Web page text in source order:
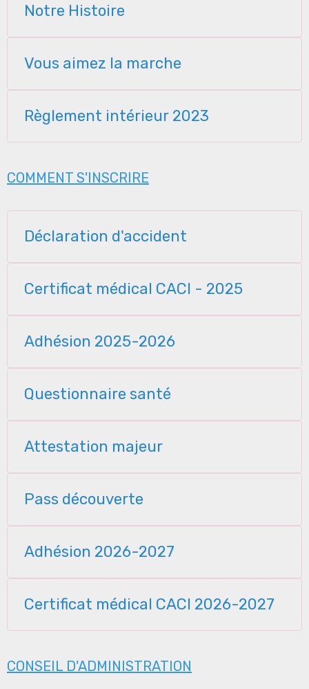
Notre Histoire
Vous aimez la marche
Règlement intérieur 2023
COMMENT S'INSCRIRE
Déclaration d'accident
Certificat médical CACI - 2025
Adhésion 2025-2026
Questionnaire santé
Attestation majeur
Pass découverte
Adhésion 2026-2027
Certificat médical CACI 2026-2027
CONSEIL D'ADMINISTRATION